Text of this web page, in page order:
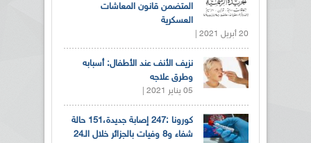
المتضمن قانون المعاشات
العسكرية
20 أبريل 2021 |
نزيف الأنف عند الأطفال: أسبابه
وطرق علاجه
05 يناير 2021 |
كورونا :247 إصابة جديدة،151 حالة
شفاء و8 وفيات بالجزائر خلال الـ24